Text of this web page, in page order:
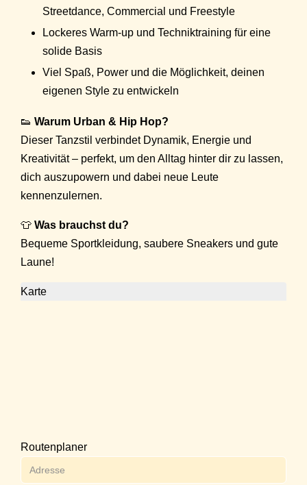
Streetdance, Commercial und Freestyle
Lockeres Warm-up und Techniktraining für eine
solide Basis
Viel Spaß, Power und die Möglichkeit, deinen
eigenen Style zu entwickeln
👟 Warum Urban & Hip Hop?
Dieser Tanzstil verbindet Dynamik, Energie und
Kreativität – perfekt, um den Alltag hinter dir zu lassen,
dich auszupowern und dabei neue Leute
kennenzulernen.
👕 Was brauchst du?
Bequeme Sportkleidung, saubere Sneakers und gute
Laune!
Karte
Routenplaner